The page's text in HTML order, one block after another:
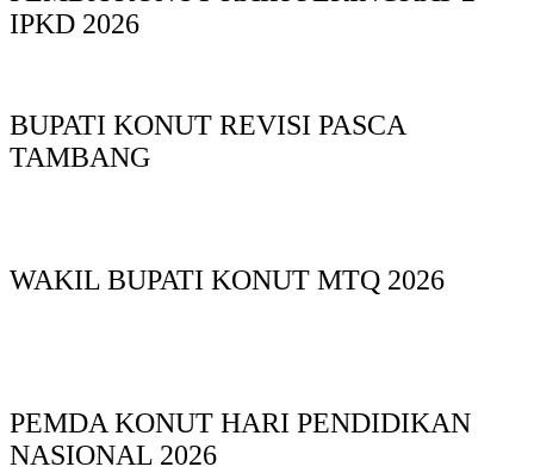
IPKD 2026
BUPATI KONUT REVISI PASCA
TAMBANG
WAKIL BUPATI KONUT MTQ 2026
PEMDA KONUT HARI PENDIDIKAN
NASIONAL 2026